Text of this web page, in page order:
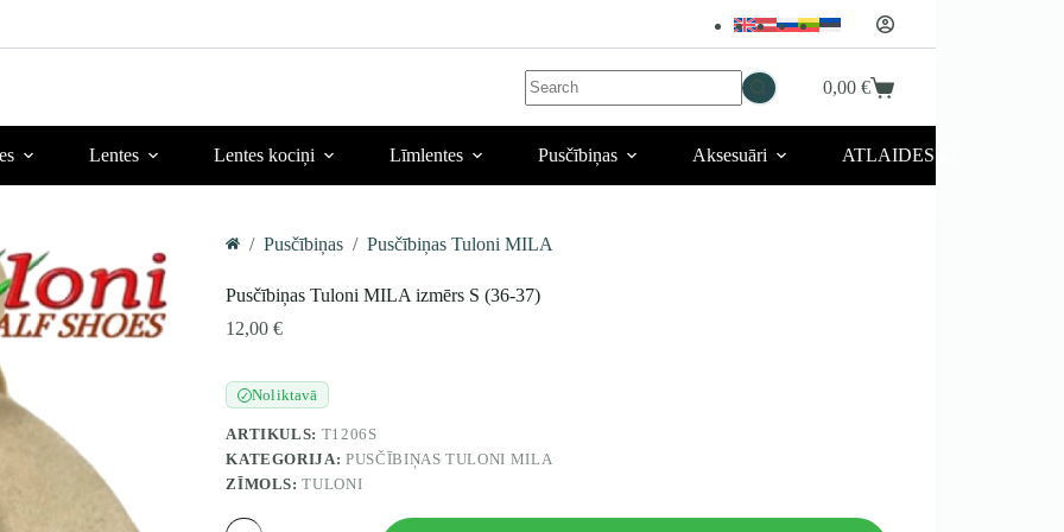
No
results
Iepirkumu
0,00€
Lentes Lentes kociņi Līmlentes Pusčībiņas Aksesuāri ATLAIDES 💥
/ Pusčībiņas / Pusčībiņas Tuloni MILA
Pusčībiņas Tuloni MILA izmērs S (36-37)
12,00€
✓Noliktavā
ARTIKULS: T1206S
KATEGORIJA:PUSČĪBIŅAS TULONI MILA
ZĪMOLS:TULONI
Pusčībiņas